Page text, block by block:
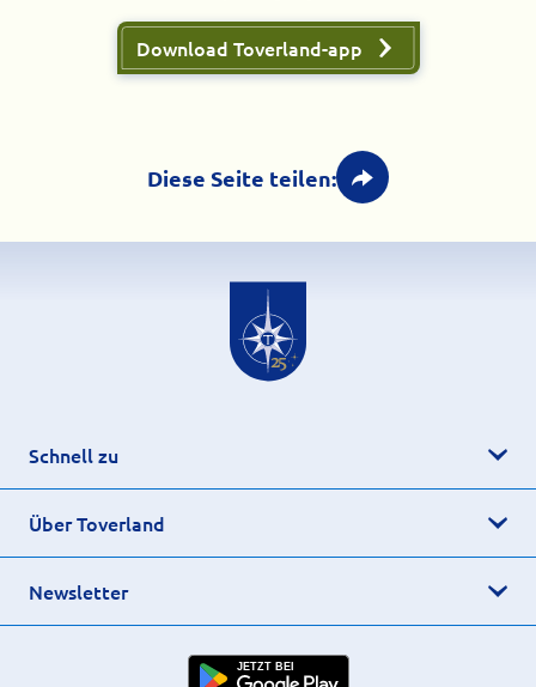
Download Toverland-app
Diese Seite teilen:
Schnell zu
Über Toverland
Newsletter
JETZT BEI